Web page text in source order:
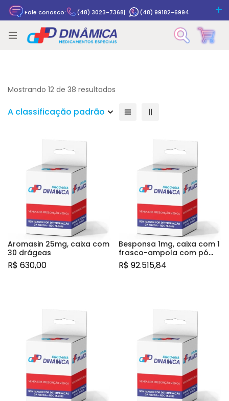
Fale conosco: (48) 3023-7368| (48) 99182-6994
Rastrear pedido
Mostrando 12 de 38 resultados
A classificação padrão
Aromasin 25mg, caixa com
30 drágeas
R$ 630,00
Besponsa 1mg, caixa com 1
frasco-ampola com pó
para solução de uso
intravenoso
R$ 92.515,84